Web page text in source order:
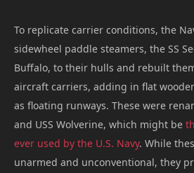
To replicate carrier conditions, the
sidewheel paddle steamers, the SS
Buffalo, to their hulls and rebuilt
aircraft carriers, adding in flat
as floating runways. These were
and USS Wolverine, which might be
ever used by the U.S. Navy. While
unarmed and unconventional, they